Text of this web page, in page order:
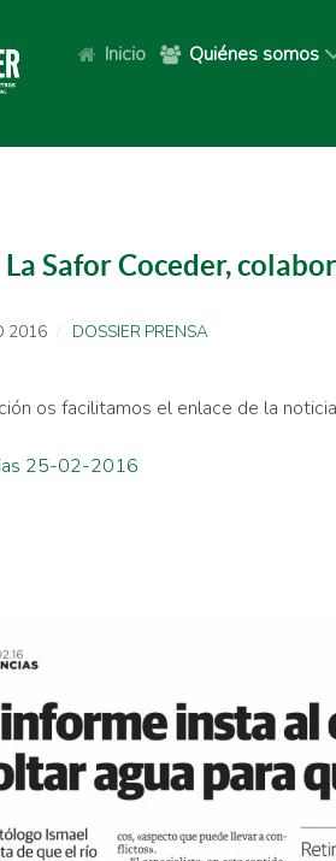
Inicio Quiénes somos
La Safor Coceder,
2016 DOSSIER PRENSA
os facilitamos el enlace de la
25-02-2016